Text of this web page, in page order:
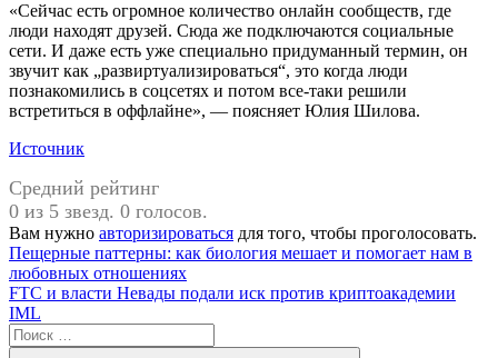
«Сейчас есть огромное количество онлайн сообществ, где
люди находят друзей. Сюда же подключаются социальные
сети. И даже есть уже специально придуманный термин, он
звучит как „развиртуализироваться“, это когда люди
познакомились в соцсетях и потом все-таки решили
встретиться в оффлайне», — поясняет Юлия Шилова.
Источник
Средний рейтинг
0 из 5 звезд. 0 голосов.
Вам нужно авторизироваться для того, чтобы проголосовать.
дружба
Навигация
по
записям
Предыдущая
запись:
Пещерные паттерны: как биология мешает и помогает нам в
любовных отношениях
Следующая
запись:
FTC и власти Невады подали иск против криптоакадемии
IML
Поиск
для: